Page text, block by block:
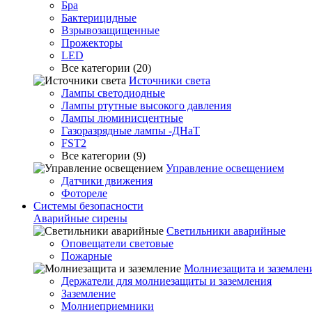
Бра
Бактерицидные
Взрывозащищенные
Прожекторы
LED
Все категории (20)
Источники света
Лампы светодиодные
Лампы ртутные высокого давления
Лампы люминисцентные
Газоразрядные лампы -ДНаТ
FST2
Все категории (9)
Управление освещением
Датчики движения
Фотореле
Системы безопасности
Аварийные сирены
Светильники аварийные
Оповещатели световые
Пожарные
Молниезащита и
Держатели для молниезащиты и заземления
Заземление
Молниеприемники